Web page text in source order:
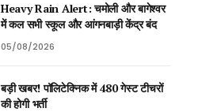
Heavy Rain Alert: चमोली और बागेश्वर
में कल सभी स्कूल और आंगनबाड़ी केंद्र बंद
05/08/2026
बड़ी खबर! पॉलिटेक्निक में 480 गेस्ट टीचरों
की होगी भर्ती